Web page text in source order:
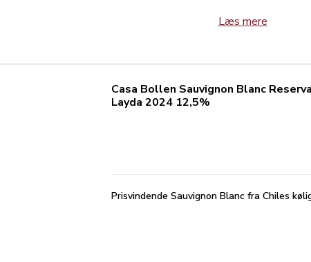
Læs mere
Casa Bollen Sauvignon Blanc
Layda 2024 12,5%
Prisvindende Sauvignon Blanc fra Chiles